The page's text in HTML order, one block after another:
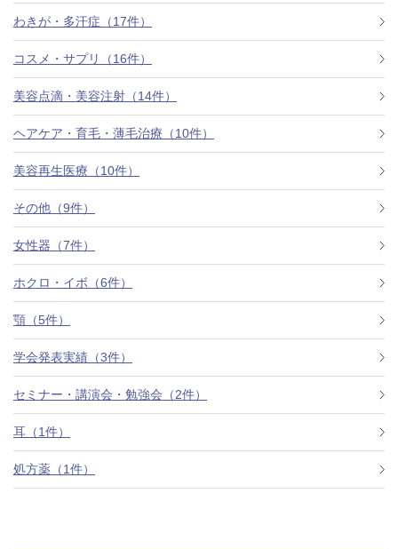
医師紹介
アクセス
西梅田から徒歩2分
ついて
よくあるご質問
美容ブログ
わきが・多汗症（17件）
コスメ・サプリ（16件）
美容点滴・美容注射（14件）
ヘアケア・育毛・薄毛治療（10件）
美容再生医療（10件）
その他（9件）
女性器（7件）
ホクロ・イボ（6件）
顎（5件）
学会発表実績（3件）
セミナー・講演会・勉強会（2件）
耳（1件）
処方薬（1件）